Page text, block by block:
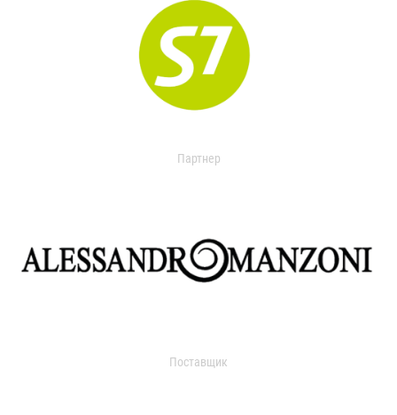
Партнер
Поставщик